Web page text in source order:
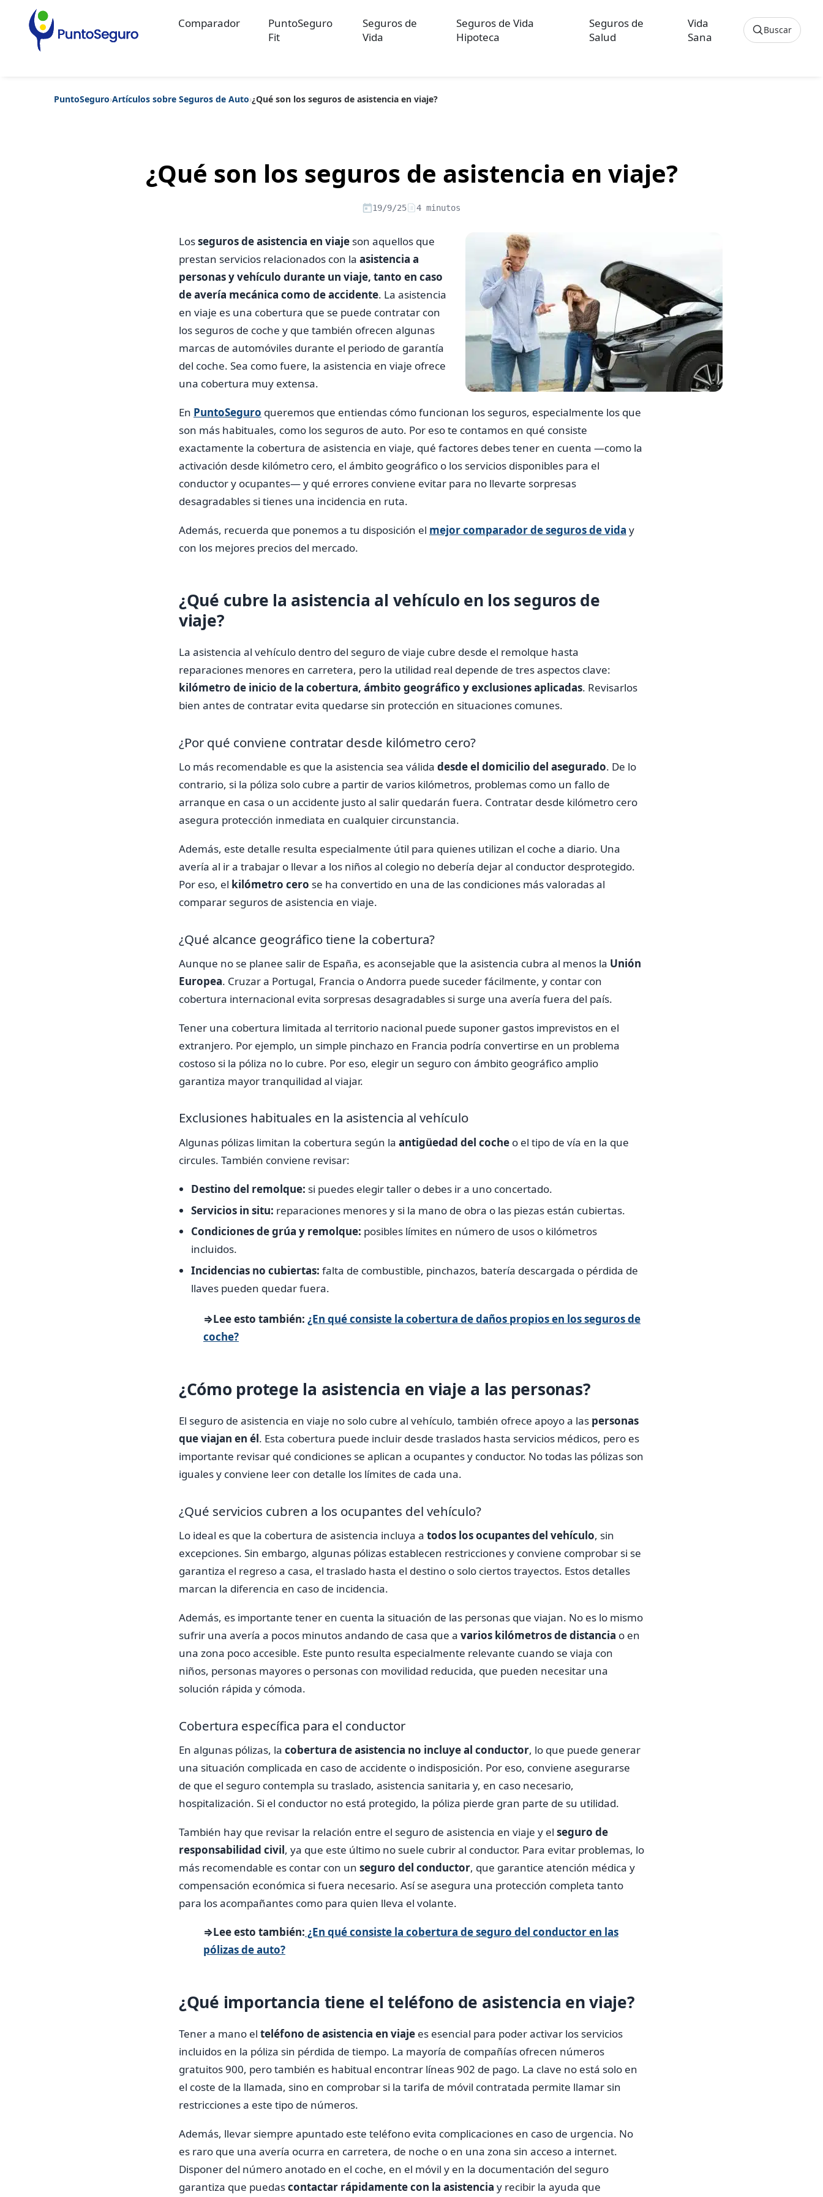
Artículos sobre la Jubilación
Comparador
PuntoSeguro
Fit
Seguros de
Vida
Seguros de Vida
Hipoteca
Seguros de
Salud
Vida
Sana
Buscar
PuntoSeguro›Artículos sobre Seguros de Auto›¿Qué son los seguros de asistencia en viaje?
¿Qué son los seguros de asistencia en viaje?
19/9/25 4 minutos
Losseguros de asistencia en viaje son aquellos que
prestan servicios relacionados con la asistencia a
personas y vehículo durante un viaje, tanto en caso
de avería mecánica como de accidente. La asistencia
en viaje es una cobertura que se puede contratar con
los seguros de coche y que también ofrecen algunas
marcas de automóviles durante el periodo de garantía
del coche. Sea como fuere, la asistencia en viaje ofrece
una cobertura muy extensa.
En PuntoSeguro queremos que entiendas cómo funcionan los seguros, especialmente los que
son más habituales, como los seguros de auto. Por eso te contamos en qué consiste
exactamente la cobertura de asistencia en viaje, qué factores debes tener en cuenta —como la
activación desde kilómetro cero, el ámbito geográfico o los servicios disponibles para el
conductor y ocupantes— y qué errores conviene evitar para no llevarte sorpresas
desagradables si tienes una incidencia en ruta.
Además, recuerda que ponemos a tu disposición el mejor comparador de seguros de vida y
con los mejores precios del mercado.
¿Qué cubre la asistencia al vehículo en los seguros de
viaje?
La asistencia al vehículo dentro del seguro de viaje cubre desde el remolque hasta
reparaciones menores en carretera, pero la utilidad real depende de tres aspectos clave:
kilómetro de inicio de la cobertura, ámbito geográfico y exclusiones aplicadas. Revisarlos
bien antes de contratar evita quedarse sin protección en situaciones comunes.
¿Por qué conviene contratar desde kilómetro cero?
Lo más recomendable es que la asistencia sea válida desde el domicilio del asegurado. De lo
contrario, si la póliza solo cubre a partir de varios kilómetros, problemas como un fallo de
arranque en casa o un accidente justo al salir quedarán fuera. Contratar desde kilómetro cero
asegura protección inmediata en cualquier circunstancia.
Además, este detalle resulta especialmente útil para quienes utilizan el coche a diario. Una
avería al ir a trabajar o llevar a los niños al colegio no debería dejar al conductor desprotegido.
Por eso, el kilómetro cero se ha convertido en una de las condiciones más valoradas al
comparar seguros de asistencia en viaje.
¿Qué alcance geográfico tiene la cobertura?
Aunque no se planee salir de España, es aconsejable que la asistencia cubra al menos la Unión
Europea. Cruzar a Portugal, Francia o Andorra puede suceder fácilmente, y contar con
cobertura internacional evita sorpresas desagradables si surge una avería fuera del país.
Tener una cobertura limitada al territorio nacional puede suponer gastos imprevistos en el
extranjero. Por ejemplo, un simple pinchazo en Francia podría convertirse en un problema
costoso si la póliza no lo cubre. Por eso, elegir un seguro con ámbito geográfico amplio
garantiza mayor tranquilidad al viajar.
Exclusiones habituales en la asistencia al vehículo
Algunas pólizas limitan la cobertura según la antigüedad del coche o el tipo de vía en la que
circules. También conviene revisar:
Destino del remolque: si puedes elegir taller o debes ir a uno concertado.
Servicios in situ: reparaciones menores y si la mano de obra o las piezas están cubiertas.
Condiciones de grúa y remolque: posibles límites en número de usos o kilómetros
incluidos.
Incidencias no cubiertas: falta de combustible, pinchazos, batería descargada o pérdida de
llaves pueden quedar fuera.
⇒Lee esto también: ¿En qué consiste la cobertura de daños propios en los seguros de
coche?
¿Cómo protege la asistencia en viaje a las personas?
El seguro de asistencia en viaje no solo cubre al vehículo, también ofrece apoyo a las personas
que viajan en él. Esta cobertura puede incluir desde traslados hasta servicios médicos, pero es
importante revisar qué condiciones se aplican a ocupantes y conductor. No todas las pólizas son
iguales y conviene leer con detalle los límites de cada una.
¿Qué servicios cubren a los ocupantes del vehículo?
Lo ideal es que la cobertura de asistencia incluya a todos los ocupantes del vehículo, sin
excepciones. Sin embargo, algunas pólizas establecen restricciones y conviene comprobar si se
garantiza el regreso a casa, el traslado hasta el destino o solo ciertos trayectos. Estos detalles
marcan la diferencia en caso de incidencia.
Además, es importante tener en cuenta la situación de las personas que viajan. No es lo mismo
sufrir una avería a pocos minutos andando de casa que a varios kilómetros de distancia o en
una zona poco accesible. Este punto resulta especialmente relevante cuando se viaja con
niños, personas mayores o personas con movilidad reducida, que pueden necesitar una
solución rápida y cómoda.
Cobertura específica para el conductor
En algunas pólizas, la cobertura de asistencia no incluye al conductor, lo que puede generar
una situación complicada en caso de accidente o indisposición. Por eso, conviene asegurarse
de que el seguro contempla su traslado, asistencia sanitaria y, en caso necesario,
hospitalización. Si el conductor no está protegido, la póliza pierde gran parte de su utilidad.
También hay que revisar la relación entre el seguro de asistencia en viaje y el seguro de
responsabilidad civil, ya que este último no suele cubrir al conductor. Para evitar problemas, lo
más recomendable es contar con un seguro del conductor, que garantice atención médica y
compensación económica si fuera necesario. Así se asegura una protección completa tanto
para los acompañantes como para quien lleva el volante.
⇒Lee esto también: ¿En qué consiste la cobertura de seguro del conductor en las
pólizas de auto?
¿Qué importancia tiene el teléfono de asistencia en viaje?
Tener a mano el teléfono de asistencia en viaje es esencial para poder activar los servicios
incluidos en la póliza sin pérdida de tiempo. La mayoría de compañías ofrecen números
gratuitos 900, pero también es habitual encontrar líneas 902 de pago. La clave no está solo en
el coste de la llamada, sino en comprobar si la tarifa de móvil contratada permite llamar sin
restricciones a este tipo de números.
Además, llevar siempre apuntado este teléfono evita complicaciones en caso de urgencia. No
es raro que una avería ocurra en carretera, de noche o en una zona sin acceso a internet.
Disponer del número anotado en el coche, en el móvil y en la documentación del seguro
garantiza que puedascontactar rápidamente con la asistencia y recibir la ayuda que